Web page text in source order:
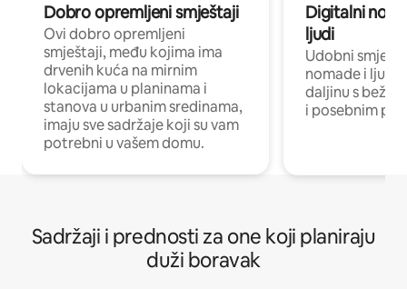
Dobro opremljeni smještaji
Ovi dobro opremljeni
smještaji, među kojima ima
drvenih kuća na mirnim
lokacijama u planinama i
stanova u urbanim sredinama,
imaju sve sadržaje koji su vam
potrebni u vašem domu.
Digitalni
ljudi
Udobni
nomade i ljude
daljinu s
i posebnim
Sadržaji i prednosti za one koji planiraju
duži boravak